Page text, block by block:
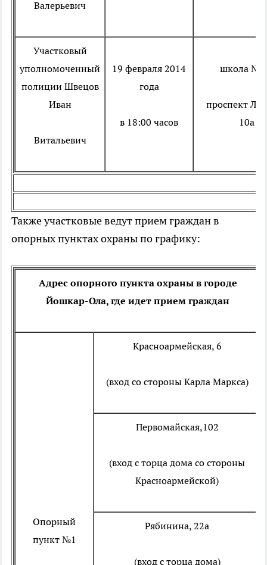
Валерьевич
Участковый
уполномоченный
полиции Швецов
Иван
Витальевич
19 февраля 2014
года
в 18:00 часов
школа №
проспект
10а
Также участковые ведут прием граждан в
опорных пунктах охраны по графику:
Адрес опорного пункта охраны в городе
Йошкар-Ола, где идет прием граждан
Опорный
пункт №1
Красноармейская, 6
(вход со стороны Карла Маркса)
Первомайская,102
(вход с торца дома со стороны
Красноармейской)
Рябинина, 22а
(вход с торца дома)